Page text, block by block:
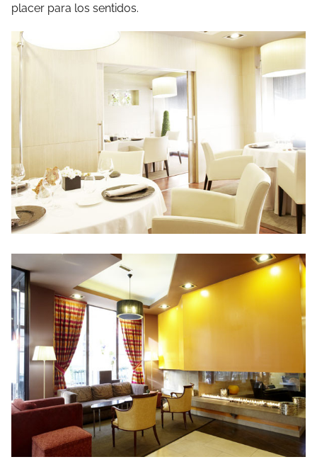
placer para los sentidos.